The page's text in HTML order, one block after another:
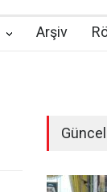
Arşiv
Güncel